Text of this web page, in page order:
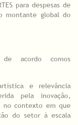
para despesas de
montante global do
acordo comos
e relevância
pela inovação,
no contexto em que
do setor à escala